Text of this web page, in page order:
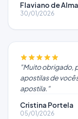
Flaviano de
30/01/2026
"Muito obrigado,
apostilas de
apostila. "
Cristina Portela
05/01/2026